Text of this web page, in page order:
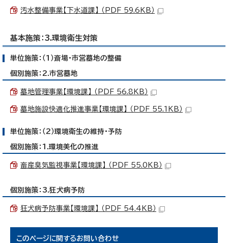
汚水整備事業【下水道課】 （PDF 59.6KB）
基本施策：3.環境衛生対策
単位施策：（1）斎場・市営墓地の整備
個別施策：2.市営墓地
墓地管理事業【環境課】 （PDF 56.8KB）
墓地施設快適化推進事業【環境課】 （PDF 55.1KB）
単位施策：（2）環境衛生の維持・予防
個別施策：1.環境美化の推進
畜産臭気監視事業【環境課】 （PDF 55.0KB）
個別施策：3.狂犬病予防
狂犬病予防事業【環境課】 （PDF 54.4KB）
このページに関するお問い合わせ